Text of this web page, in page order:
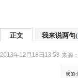
正文 我来说两句(
2013年12月18日13:58 来源：